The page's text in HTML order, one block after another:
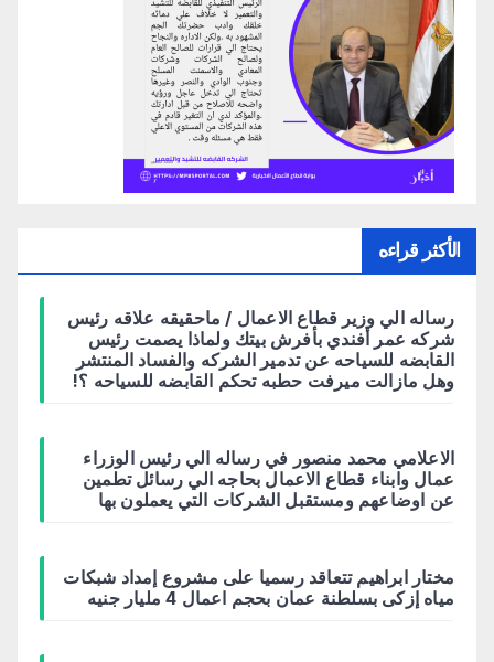
الأكثر قراءه
رساله الي وزير قطاع الاعمال / ماحقيقه علاقه رئيس
شركه عمر أفندي بأفرش بيتك ولماذا يصمت رئيس
القابضه للسياحه عن تدمير الشركه والفساد المنتشر
وهل مازالت ميرفت حطبه تحكم القابضه للسياحه ؟!
الاعلامي محمد منصور في رساله الي رئيس الوزراء
عمال وابناء قطاع الاعمال بحاجه الي رسائل تطمين
عن اوضاعهم ومستقبل الشركات التي يعملون بها
مختار ابراهيم تتعاقد رسميا على مشروع إمداد شبكات
مياه إزكى بسلطنة عمان بحجم اعمال 4 مليار جنيه